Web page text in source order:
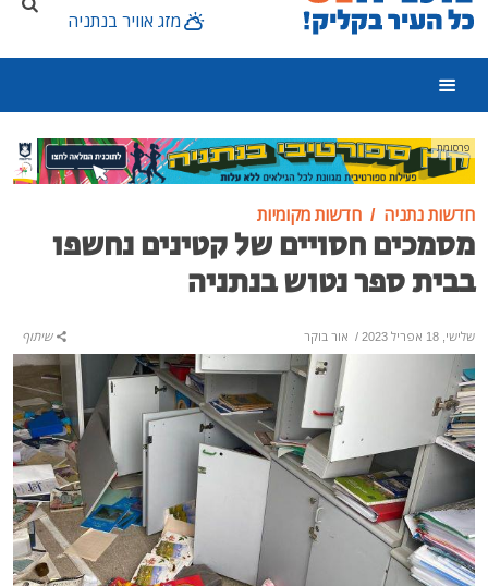
מזג אוויר בנתניה
פרסומת
חדשות נתניה חדשות מקומיות
מסמכים חסויים של קטינים נחשפו
בבית ספר נטוש בנתניה
שלישי, 18 אפריל 2023 / אור בוקר שיתוף